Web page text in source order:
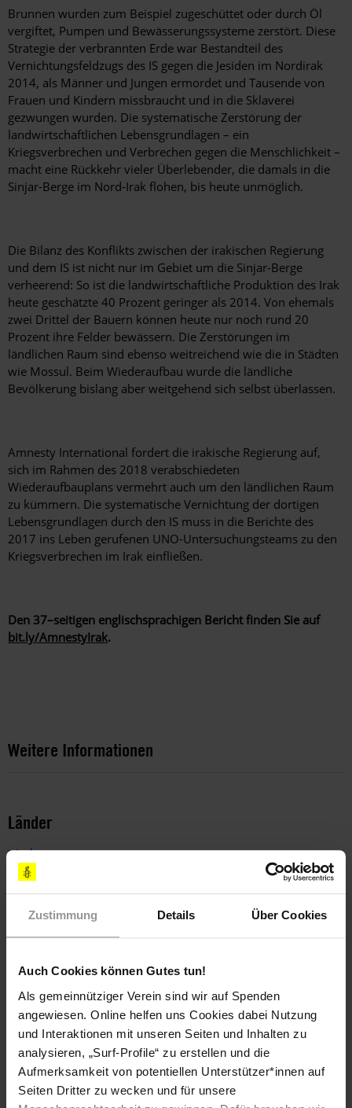
Zustimmung Details Über Cookies
Auch Cookies können Gutes tun!
Als gemeinnütziger Verein sind wir auf Spenden
angewiesen. Online helfen uns Cookies dabei Nutzung
und Interaktionen mit unseren Seiten und Inhalten zu
analysieren, „Surf-Profile“ zu erstellen und die
Aufmerksamkeit von potentiellen Unterstützer*innen auf
Seiten Dritter zu wecken und für unsere
Brunnen wurden zum Beispiel zugeschüttet oder durch Öl
vergiftet, Pumpen und Bewässerungssysteme zerstört. Diese
Strategie der verbrannten Erde war Bestandteil des
Vernichtungsfeldzugs des IS gegen die Jesiden im Nordirak
2014, als Männer und Jungen ermordet und Tausende von
Frauen und Kindern missbraucht und in die Sklaverei
gezwungen wurden. Die systematische Zerstörung der
landwirtschaftlichen Lebensgrundlagen – ein
Kriegsverbrechen und Verbrechen gegen die Menschlichkeit –
macht eine Rückkehr vieler Überlebender, die damals in die
Sinjar-Berge im Nord-Irak flohen, bis heute unmöglich.
Die Bilanz des Konflikts zwischen der irakischen Regierung
und dem IS ist nicht nur im Gebiet um die Sinjar-Berge
verheerend: So ist die landwirtschaftliche Produktion des Irak
heute geschätzte 40 Prozent geringer als 2014. Von ehemals
zwei Drittel der Bauern können heute nur noch rund 20
Prozent ihre Felder bewässern. Die Zerstörungen im
ländlichen Raum sind ebenso weitreichend wie die in Städten
wie Mossul. Beim Wiederaufbau wurde die ländliche
Bevölkerung bislang aber weitgehend sich selbst überlassen.
Amnesty International fordert die irakische Regierung auf,
sich im Rahmen des 2018 verabschiedeten
Wiederaufbauplans vermehrt auch um den ländlichen Raum
zu kümmern. Die systematische Vernichtung der dortigen
Lebensgrundlagen durch den IS muss in die Berichte des
2017 ins Leben gerufenen UNO-Untersuchungsteams zu den
Kriegsverbrechen im Irak einfließen.
Den 37–seitigen englischsprachigen Bericht finden Sie auf
bit.ly/AmnestyIrak.
Weitere Informationen
Länder
Irak
Themen
Teile diesen Beitrag